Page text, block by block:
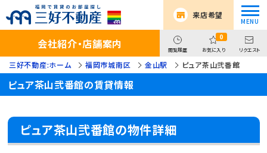
来店希望
会社紹介・店舗案内 閲覧履歴
0
お気に入り リクエスト
三好不動産:ホーム 福岡市城南区 金山駅 ピュア茶山弐番館
ピュア茶山弐番館の賃貸情報
ピュア茶山弐番館の物件詳細